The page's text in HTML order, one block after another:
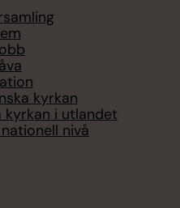
kyrkan
kyrkan i utlandet
nivå